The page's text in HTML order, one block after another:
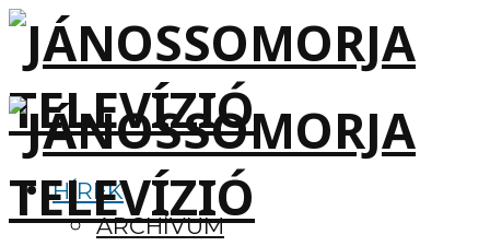
HÍREK
ARCHÍVUM